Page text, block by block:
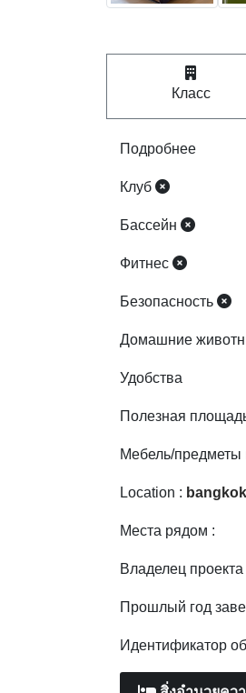
Класс
Подробнее
Клуб
Бассейн
Фитнес
Безопасность
Домашние
Удобства
Полезная
Мебель/предметы
Location : bangkok
Места рядом :
Владелец проекта
Прошлый год
Идентификатор